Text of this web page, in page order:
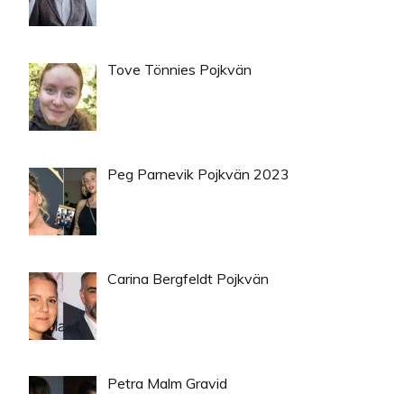
Tove Tönnies Pojkvän
Peg Parnevik Pojkvän 2023
Carina Bergfeldt Pojkvän
Petra Malm Gravid